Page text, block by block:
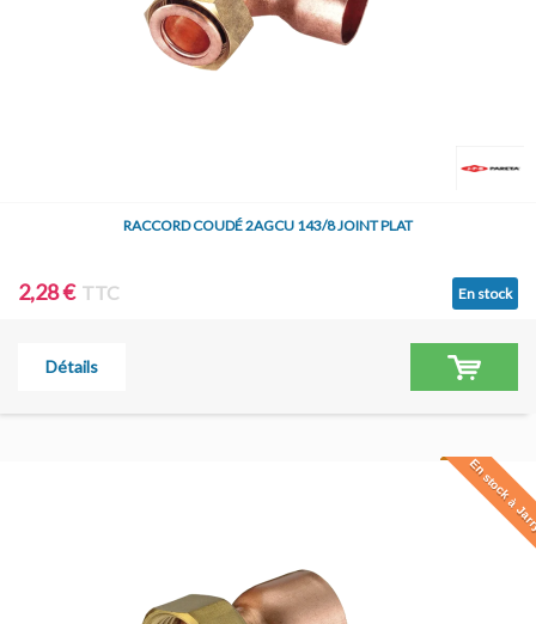
RACCORD COUDÉ 2AGCU 143/8 JOINT PLAT
2,28 € TTC En stock
Détails
En stock à